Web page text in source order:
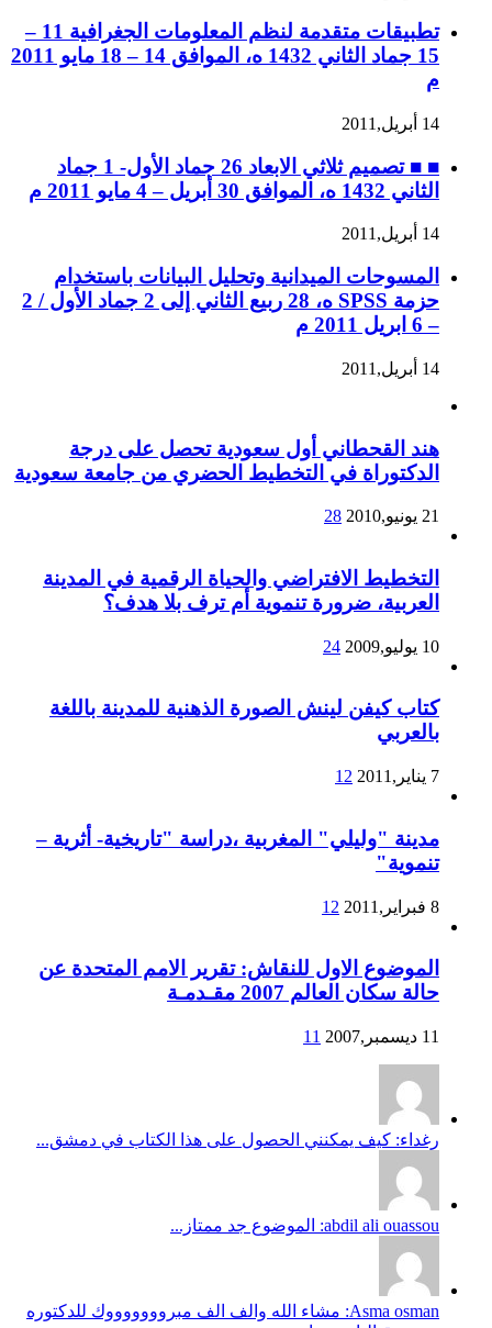
تطبيقات متقدمة لنظم المعلومات الجغرافية 11 –
15 جماد الثاني 1432 ه، الموافق 14 – 18 مايو 2011
م
14 أبريل,2011
■ ■ تصميم ثلاثي الابعاد 26 جماد الأول- 1 جماد
الثاني 1432 ه، الموافق 30 أبريل – 4 مايو 2011 م
14 أبريل,2011
المسوحات الميدانية وتحليل البيانات باستخدام
حزمة SPSS ه، 28 ربيع الثاني إلى 2 جماد الأول / 2
– 6 ابريل 2011 م
14 أبريل,2011
هند القحطاني أول سعودية تحصل على درجة
الدكتوراة في التخطيط الحضري من جامعة سعودية
21 يونيو,2010 28
التخطيط الافتراضي والحياة الرقمية في المدينة
العربية، ضرورة تنموية أم ترف بلا هدف؟
10 يوليو,2009 24
كتاب كيفن لينش الصورة الذهنية للمدينة باللغة
بالعربي
7 يناير,2011 12
مدينة "وليلي" المغربية ،دراسة "تاريخية- أثرية –
تنموية"
8 فبراير,2011 12
الموضوع الاول للنقاش: تقرير الامم المتحدة عن
حالة سكان العالم 2007 مقـدمـة
11 ديسمبر,2007 11
رغداء: كيف يمكنني الحصول على هذا الكتاب في دمشق...
abdil ali ouassou: الموضوع جد ممتاز...
Asma osman: مشاء الله والف الف مبروووووووك للدكتوره